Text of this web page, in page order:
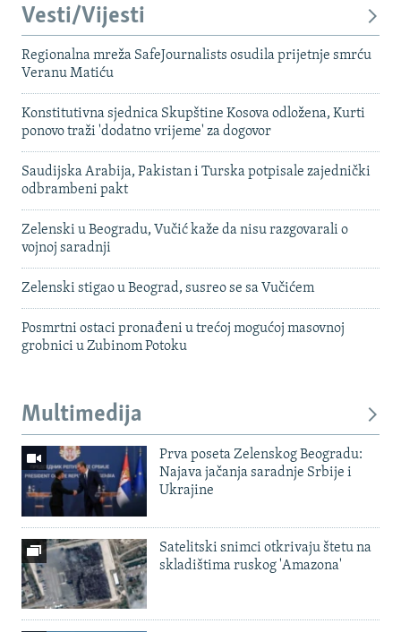
Vesti/Vijesti
Regionalna mreža SafeJournalists osudila prijetnje smrću
Veranu Matiću
Konstitutivna sjednica Skupštine Kosova odložena, Kurti
ponovo traži 'dodatno vrijeme' za dogovor
Saudijska Arabija, Pakistan i Turska potpisale zajednički
odbrambeni pakt
Zelenski u Beogradu, Vučić kaže da nisu razgovarali o
vojnoj saradnji
Zelenski stigao u Beograd, susreo se sa Vučićem
Posmrtni ostaci pronađeni u trećoj mogućoj masovnoj
grobnici u Zubinom Potoku
Multimedija
Prva poseta Zelenskog Beogradu:
Najava jačanja saradnje Srbije i
Ukrajine
Satelitski snimci otkrivaju štetu na
skladištima ruskog 'Amazona'